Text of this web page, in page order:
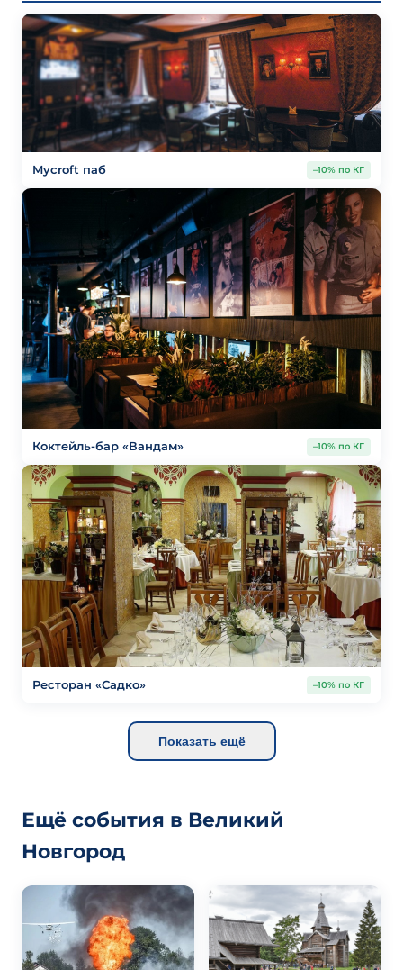
Mycroft паб –10% по КГ
Коктейль-бар «Вандам» –10% по КГ
Ресторан «Садко» –10% по КГ
Показать ещё
Ещё события в Великий
Новгород